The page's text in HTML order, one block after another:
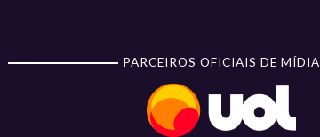
PARCEIROS OFICIAIS DE MÍDIA